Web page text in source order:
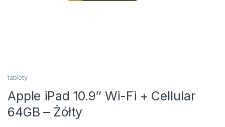
tablety
Apple iPad 10.9″ Wi-Fi + Cellular
64GB – Żółty